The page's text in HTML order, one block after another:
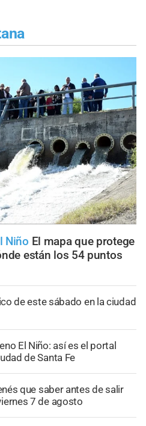
Niño El mapa que protege
están los 54 puntos
de este sábado en la ciudad
El Niño: así es el portal
de Santa Fe
que saber antes de salir
7 de agosto